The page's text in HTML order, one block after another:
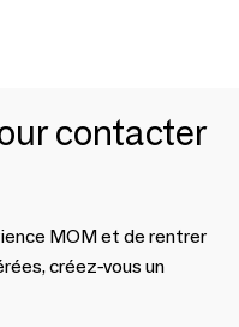
contacter
MOM et de rentrer
créez-vous un